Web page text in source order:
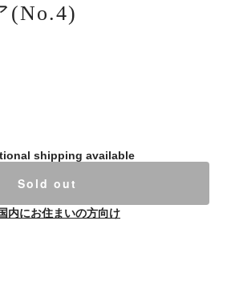
(No.4)
shipping available
Sold out
内にお住まいの方向け